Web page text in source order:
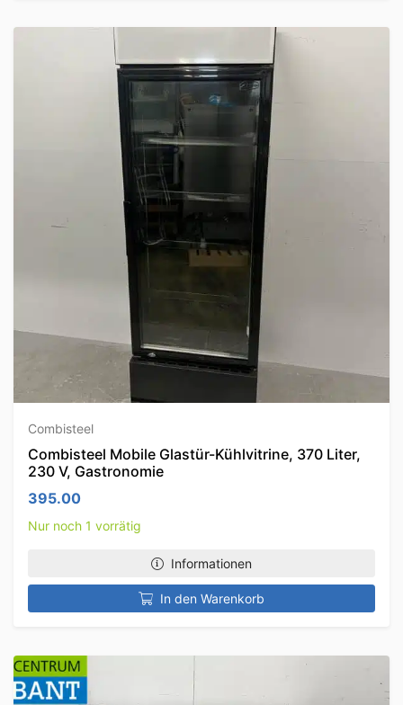
Combisteel
Combisteel Mobile Glastür-Kühlvitrine, 370 Liter,
230 V, Gastronomie
395.00
Nur noch 1 vorrätig
Informationen
In den Warenkorb